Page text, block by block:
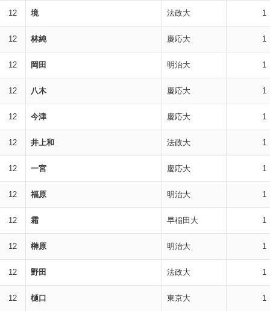
12 境 法政大 1
12 林純 慶応大 1
12 岡田 明治大 1
12 八木 慶応大 1
12 今津 慶応大 1
12 井上和 法政大 1
12 一宮 慶応大 1
12 福原 明治大 1
12 霜 早稲田大 1
12 榊原 明治大 1
12 野田 法政大 1
12 樋口 東京大 1